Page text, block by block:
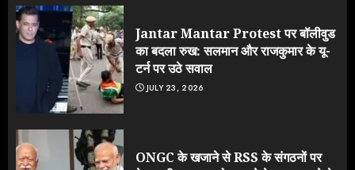
Jantar Mantar Protest पर बॉलीवुड
का बदला रुख: सलमान और राजकुमार के यू-
टर्न पर उठे सवाल
JULY 23, 2026
ONGC के खजाने से RSS के संगठनों पर